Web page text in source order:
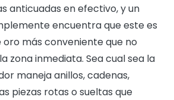
anticuadas en efectivo, y un
encuentra que este es
más conveniente que no
zona inmediata. Sea cual sea la
maneja anillos, cadenas,
piezas rotas o sueltas que